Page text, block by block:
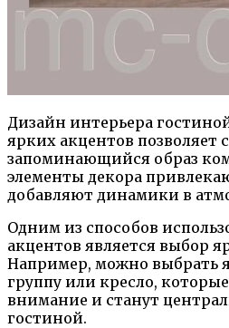
Дизайн интерьера
ярких акцентов позволяет
запоминающийся образ
элементы декора
добавляют динамики в
Одним из способов
акцентов является выбор
Например, можно выбрать
группу или кресло,
внимание и станут
гостиной.